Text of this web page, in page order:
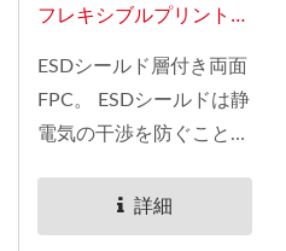
フレキシブルプリント回
ESDシールド層付き両面
FPC。 ESDシールドは静
電気の干渉を防ぐことが
品は、片面、両面、多
層、SMT（表面実装技
詳細